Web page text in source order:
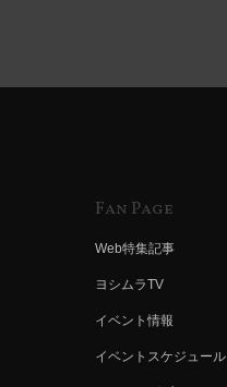
Fan Page
Web特集記事
ヨシムラTV
イベント情報
イベントスケジュール